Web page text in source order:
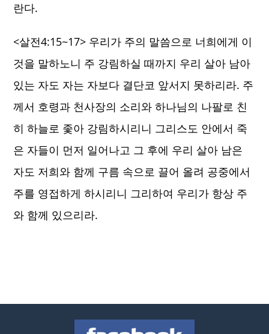
란다.
<살전4:15~17> 우리가 주의 말씀으로 너희에게 이
것을 말하노니 주 강림하실 때까지 우리 살아 남아
있는 자도 자는 자보다 결단코 앞서지 못하리라. 주
께서 호령과 천사장의 소리와 하나님의 나팔로 친
히 하늘로 좇아 강림하시리니 그리스도 안에서 죽
은 자들이 먼저 일어나고 그 후에 우리 살아 남은
자도 저희와 함께 구름 속으로 끌어 올려 공중에서
주를 영접하게 하시리니 그리하여 우리가 항상 주
와 함께 있으리라.